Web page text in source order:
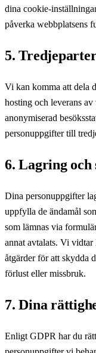
dina cookie-
påverka webbplatsens
5.
Vi kan komma att dela
hosting och leverans
anonymiserad
personuppgifter till
6. Lagring och
Dina personuppgifter
uppfylla de ändamål
som lämnas via
annat avtalats. Vi
åtgärder för att skydda
förlust eller missbruk.
7. Dina
Enligt GDPR har du